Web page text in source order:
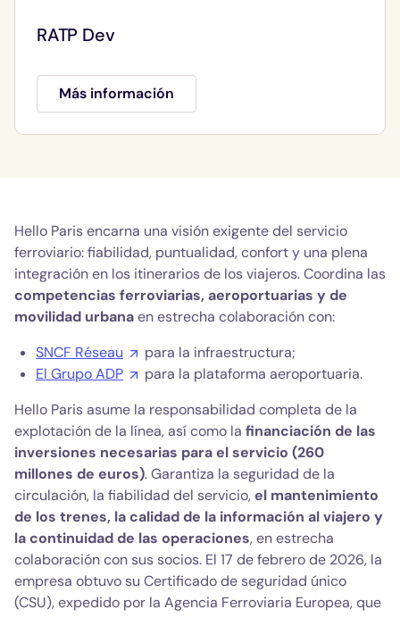
RATP Dev
Más información
Hello Paris encarna una visión exigente del servicio
ferroviario: fiabilidad, puntualidad, confort y una plena
integración en los itinerarios de los viajeros. Coordina las
competencias ferroviarias, aeroportuarias y de
movilidad urbanaen estrecha colaboración con:
SNCF Réseau
para la infraestructura;
El Grupo ADP
para la plataforma aeroportuaria.
Hello Paris asume la responsabilidad completa de la
explotación de la línea, así como la financiación de las
inversiones necesarias para el servicio (260
millones de euros). Garantiza la seguridad de la
circulación, la fiabilidad del servicio,el mantenimiento
de los trenes, la calidad de la información al viajero y
la continuidad de las operaciones, en estrecha
colaboración con sus socios. El 17 de febrero de 2026, la
empresa obtuvo su Certificado de seguridad único
(CSU), expedido por la Agencia Ferroviaria Europea, que